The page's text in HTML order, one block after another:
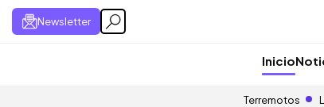
Newsletter
Inicio
Terremotos